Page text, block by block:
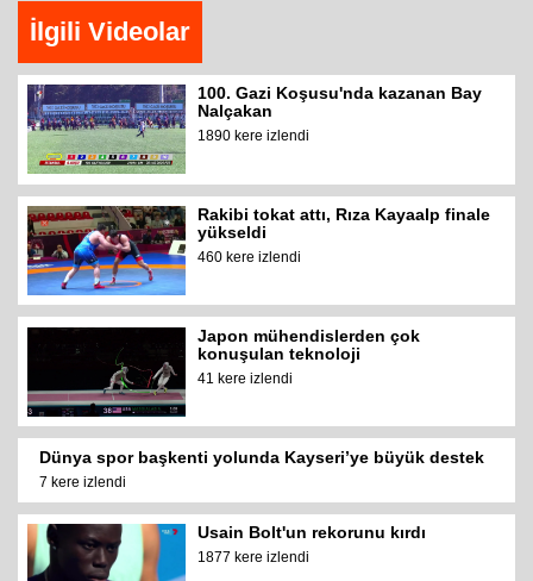
İlgili Videolar
100. Gazi Koşusu'nda kazanan Bay
Nalçakan
1890 kere izlendi
Rakibi tokat attı, Rıza Kayaalp finale
yükseldi
460 kere izlendi
Japon mühendislerden çok
konuşulan teknoloji
41 kere izlendi
Dünya spor başkenti yolunda Kayseri’ye büyük destek
7 kere izlendi
Usain Bolt'un rekorunu kırdı
1877 kere izlendi